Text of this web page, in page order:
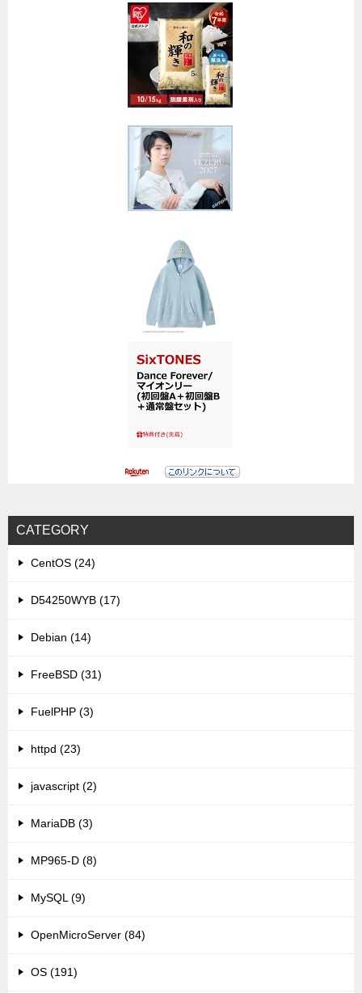
CATEGORY
CentOS (24)
D54250WYB (17)
Debian (14)
FreeBSD (31)
FuelPHP (3)
httpd (23)
javascript (2)
MariaDB (3)
MP965-D (8)
MySQL (9)
OpenMicroServer (84)
OS (191)